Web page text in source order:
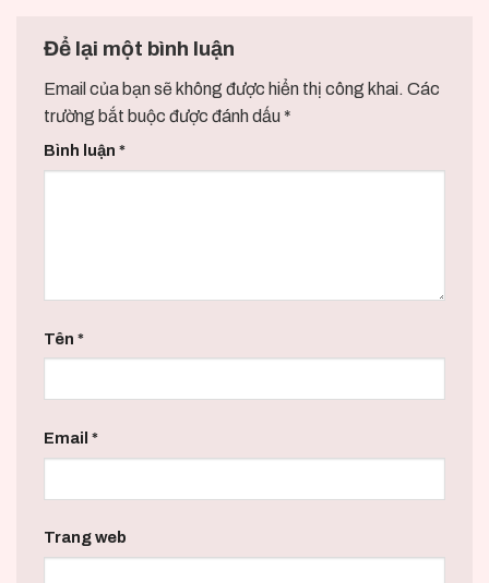
Để lại một bình luận
Email của bạn sẽ không được hiển thị công khai. Các
trường bắt buộc được đánh dấu *
Bình luận *
Tên *
Email *
Trang web